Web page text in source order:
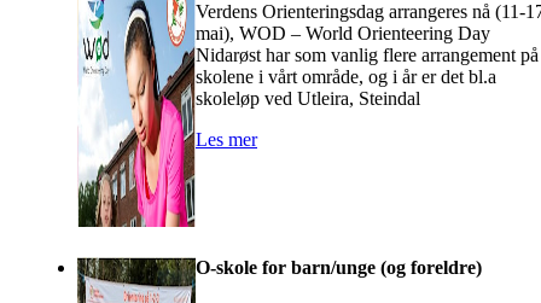
Verdens Orienteringsdag arrangeres nå (11-
mai), WOD – World Orienteering Day
Nidarøst har som vanlig flere arrangement på
skolene i vårt område, og i år er det bl.a
skoleløp ved Utleira, Steindal
Les mer
O-skole for barn/unge (og foreldre)